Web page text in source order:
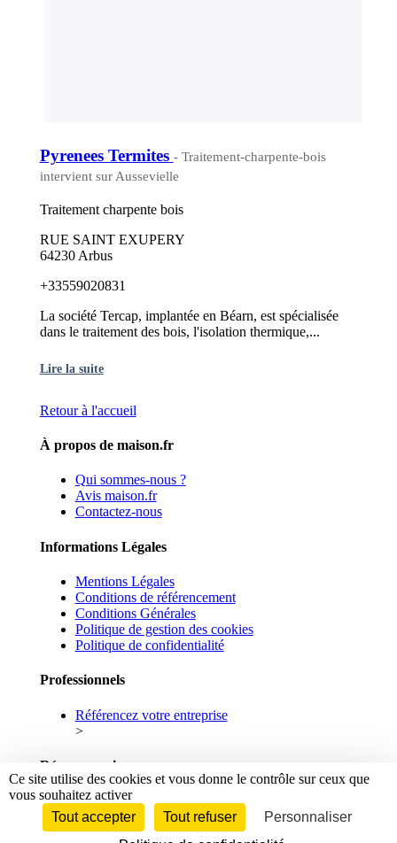
Pyrenees Termites - Traitement-charpente-bois
intervient sur Aussevielle
Traitement charpente bois
RUE SAINT EXUPERY
64230 Arbus
+33559020831
La société Tercap, implantée en Béarn, est spécialisée
dans le traitement des bois, l'isolation thermique,...
Lire la suite
Retour à l'accueil
À propos de maison.fr
Qui sommes-nous ?
Avis maison.fr
Contactez-nous
Informations Légales
Mentions Légales
Conditions de référencement
Conditions Générales
Politique de gestion des cookies
Politique de confidentialité
Professionnels
Référencez votre entreprise
>
Réseaux sociaux
Facebook
Linkedin
Ce site utilise des cookies et vous donne le contrôle sur ceux que
vous souhaitez activer
Tout accepter
Tout refuser
Personnaliser